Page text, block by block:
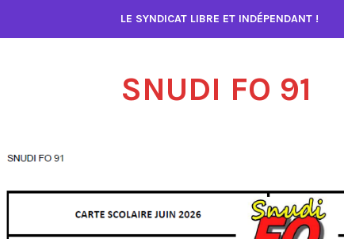
LE SYNDICAT LIBRE ET INDÉPENDANT !
SNUDI FO 91